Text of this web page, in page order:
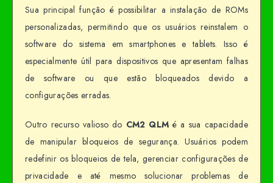
Sua principal função é possibilitar a instalação de ROMs
personalizadas, permitindo que os usuários reinstalem o
software do sistema em smartphones e tablets. Isso é
especialmente útil para dispositivos que apresentam falhas
de software ou que estão bloqueados devido a
configurações erradas.
Outro recurso valioso do CM2 QLM é a sua capacidade
de manipular bloqueios de segurança. Usuários podem
redefinir os bloqueios de tela, gerenciar configurações de
privacidade e até mesmo solucionar problemas de